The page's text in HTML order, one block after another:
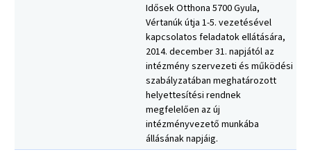
Idősek Otthona 5700 Gyula,
Vértanúk útja 1-5. vezetésével
kapcsolatos feladatok ellátására,
2014. december 31. napjától az
intézmény szervezeti és működési
szabályzatában meghatározott
helyettesítési rendnek
megfelelően az új
intézményvezető munkába
állásának napjáig.